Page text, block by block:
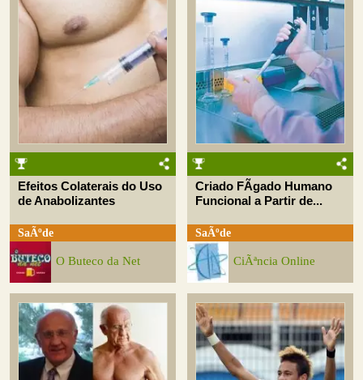
Efeitos Colaterais do Uso
de Anabolizantes
SaÃºde
O Buteco da Net
Criado FÃ­gado Humano
Funcional a Partir de...
SaÃºde
CiÃªncia Online